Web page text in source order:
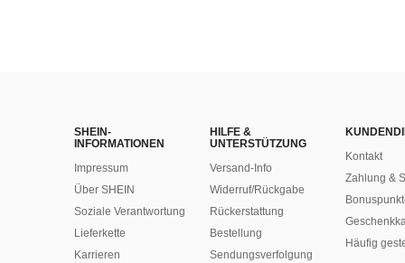
SHEIN-
INFORMATIONEN
Impressum
Über SHEIN
Soziale Verantwortung
Lieferkette
Karrieren
HILFE &
UNTERSTÜTZUNG
Versand-Info
Widerruf/Rückgabe
Rückerstattung
Bestellung
Sendungsverfolgung
Kontakt
Zahlung &
Häufig